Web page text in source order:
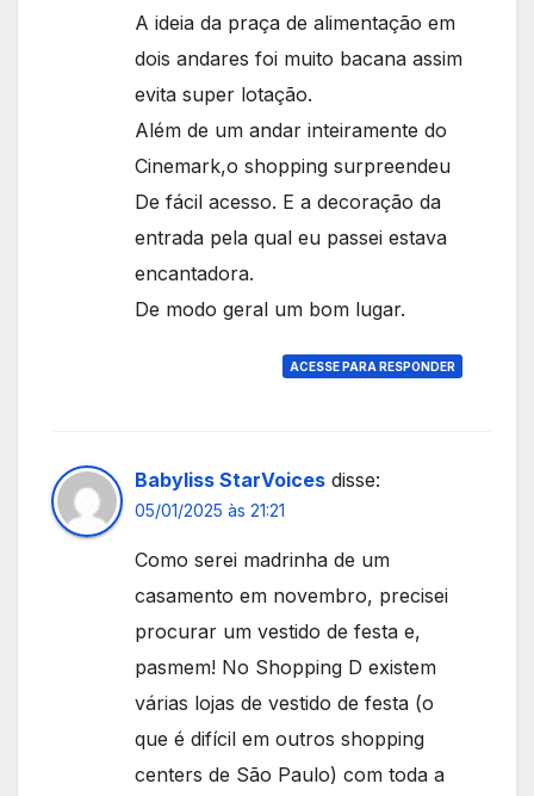
A ideia da praça de alimentação em
dois andares foi muito bacana assim
evita super lotação.
Além de um andar inteiramente do
Cinemark,o shopping surpreendeu
De fácil acesso. E a decoração da
entrada pela qual eu passei estava
encantadora.
De modo geral um bom lugar.
ACESSE PARA RESPONDER
Babyliss StarVoices disse:
05/01/2025 às 21:21
Como serei madrinha de um
casamento em novembro, precisei
procurar um vestido de festa e,
pasmem! No Shopping D existem
várias lojas de vestido de festa (o
que é difícil em outros shopping
centers de São Paulo) com toda a